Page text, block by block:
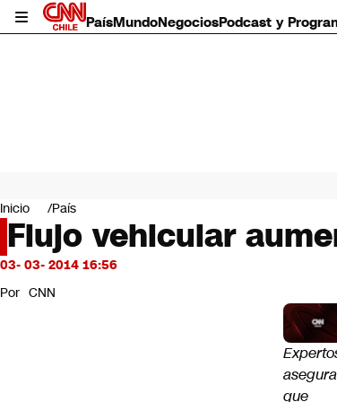
PaísMundoNegociosPodcast y
Mundo
Negocios
Deportes
Programas completos
Servicios
Inicio País
Flujo vehicular
03- 03- 2014 16:56
Por CNN
que